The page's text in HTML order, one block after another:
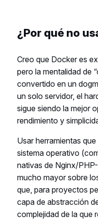
¿Por qué no
Creo que Docker es
pero la mentalidad de
convertido en un
un solo servidor, el
sigue siendo la mejor
rendimiento y
Usar herramientas
sistema operativo
nativas de Nginx/
mucho mayor sobre
que, para proyectos
capa de abstracción
complejidad de la que